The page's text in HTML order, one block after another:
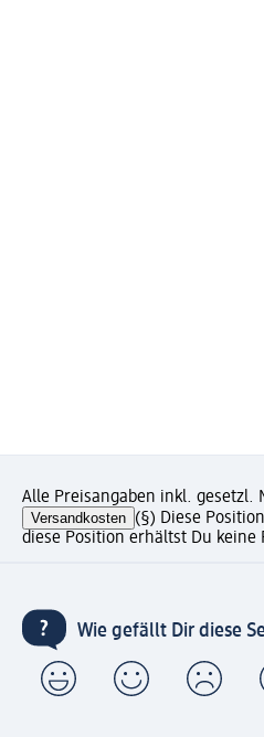
Alle Preisangaben inkl. gesetzl.
Versandkosten (§) Diese
diese Position erhältst Du keine
Wie gefällt Dir diese